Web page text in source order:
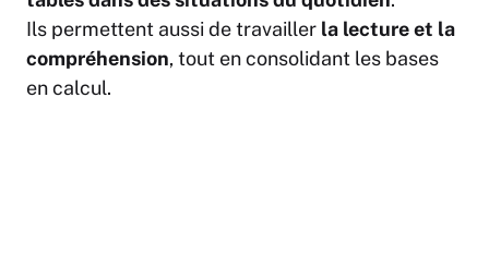
Ils permettent aussi de travailler la lecture et la
compréhension, tout en consolidant les bases
en calcul.